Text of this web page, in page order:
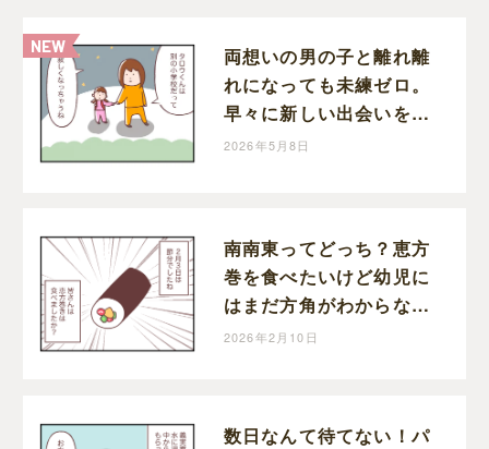
両想いの男の子と離れ離
れになっても未練ゼロ。
早々に新しい出会いを待
つ切り替えの早い娘｜マ
2026年5月8日
南南東ってどっち？恵方
巻を食べたいけど幼児に
はまだ方角がわからない
｜マッマの育児漫画
2026年2月10日
数日なんて待てない！パ